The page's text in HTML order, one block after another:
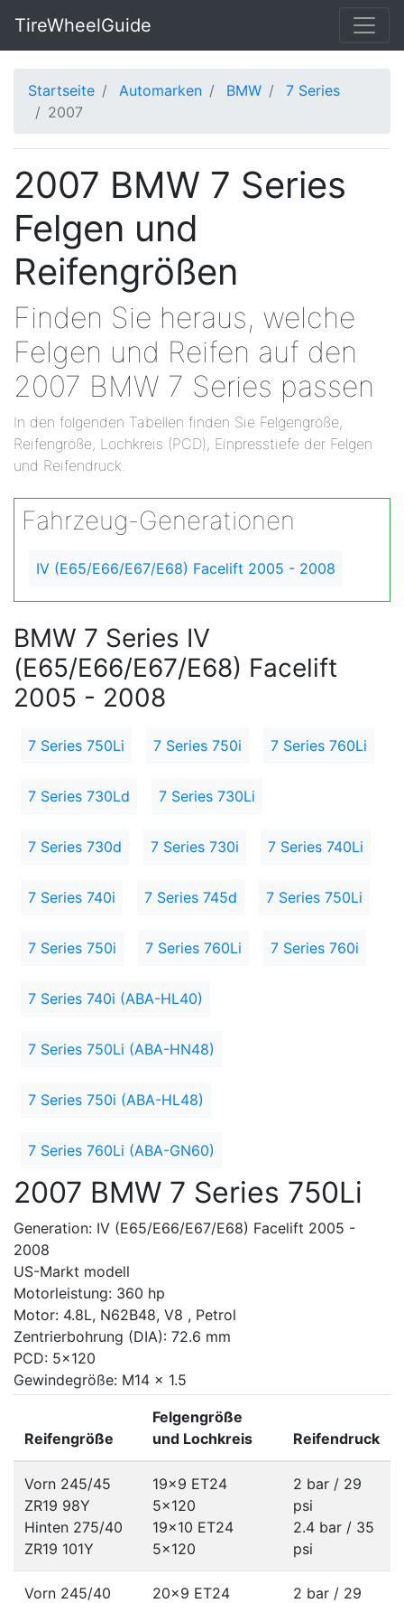
TireWheelGuide
Startseite Automarken BMW
7 Series
2007
2007 BMW 7 Series
Felgen und
Reifengrößen
Finden Sie heraus, welche
Felgen und Reifen auf den
2007 BMW 7 Series passen
In den folgenden Tabellen finden Sie Felgengröße,
Reifengröße, Lochkreis (PCD), Einpresstiefe der Felgen
und Reifendruck.
Fahrzeug-Generationen
IV (E65/E66/E67/E68) Facelift 2005 - 2008
BMW 7 Series IV
(E65/E66/E67/E68) Facelift
2005 - 2008
7 Series 750Li 7 Series 750i 7 Series 760Li
7 Series 730Ld 7 Series 730Li
7 Series 730d 7 Series 730i 7 Series 740Li
7 Series 740i 7 Series 745d 7 Series 750Li
7 Series 750i 7 Series 760Li 7 Series 760i
7 Series 740i (ABA-HL40)
7 Series 750Li (ABA-HN48)
7 Series 750i (ABA-HL48)
7 Series 760Li (ABA-GN60)
2007 BMW 7 Series 750Li
Generation: IV (E65/E66/E67/E68) Facelift 2005 -
2008
US-Markt modell
Motorleistung: 360 hp
Motor: 4.8L, N62B48, V8 , Petrol
Zentrierbohrung (DIA): 72.6 mm
PCD: 5x120
Gewindegröße: M14 x 1.5
Reifengröße
Felgengröße
und Lochkreis
Reifendruck
Vorn 245/45
ZR19 98Y
Hinten 275/40
ZR19 101Y
19x9 ET24
5x120
19x10 ET24
5x120
2 bar / 29
psi
2.4 bar / 35
psi
Vorn 245/40
20x9 ET24
2 bar / 29